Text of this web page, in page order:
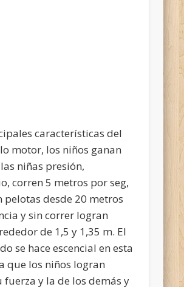
características del
motor, los niños ganan
niñas presión,
corren 5 metros por seg,
pelotas desde 20 metros
y sin correr logran
de 1,5 y 1,35 m. El
se hace escencial en esta
que los niños logran
fuerza y la de los demás y